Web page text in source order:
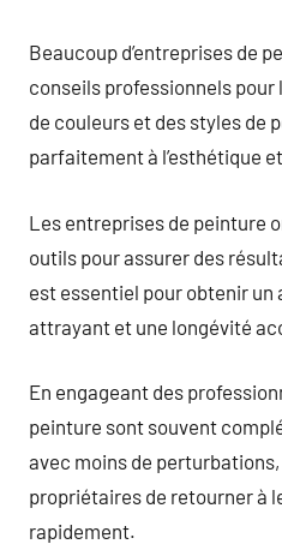
Beaucoup d’entreprises de
conseils professionnels
de couleurs et des styles de
parfaitement à l’esthétique
Les entreprises de peinture
outils pour assurer des
est essentiel pour obtenir
attrayant et une longévité
En engageant des
peinture sont souvent
avec moins de
propriétaires de retourner à
rapidement.